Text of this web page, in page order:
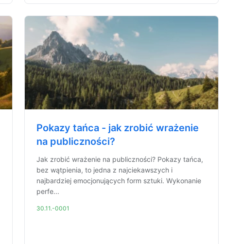
Pokazy tańca - jak zrobić wrażenie
na publiczności?
Jak zrobić wrażenie na publiczności? Pokazy tańca,
bez wątpienia, to jedna z najciekawszych i
najbardziej emocjonujących form sztuki. Wykonanie
perfe...
30.11.-0001